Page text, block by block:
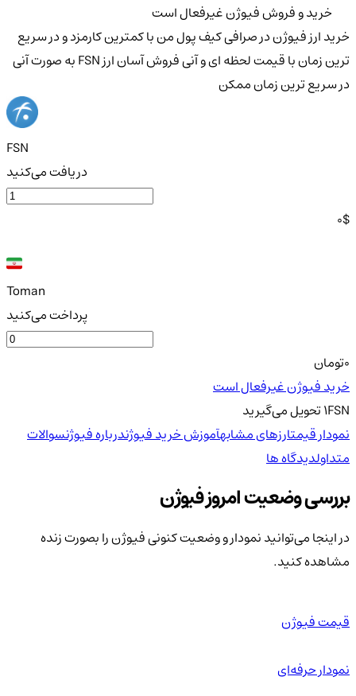
خرید و فروش فیوژن غیرفعال است
خرید ارز فیوژن در صرافی کیف پول من با کمترین کارمزد و در سریع
ترین زمان با قیمت لحظه ای و آنی فروش آسان ارز FSN به صورت آنی
در سریع ترین زمان ممکن
FSN
دریافت می‌کنید
0$
Toman
پرداخت می‌کنید
تومان
خرید فیوژن غیرفعال است
1FSN تحویلمی‌گیرید
نمودار قیمتارزهای مشابهآموزش خرید فیوژندرباره فیوژنسوالات
متداولدیدگاه ها
بررسی وضعیت امروز فیوژن
در اینجا می‌توانید نمودار و وضعیت کنونی فیوژن را بصورت زنده
مشاهده کنید.
قیمت فیوژن
نمودار حرفه‌ای